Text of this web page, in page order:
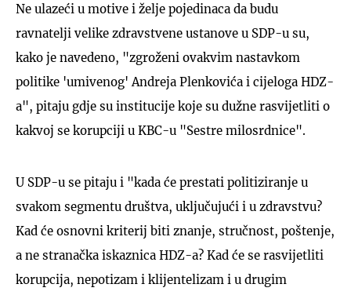
Ne ulazeći u motive i želje pojedinaca da budu
ravnatelji velike zdravstvene ustanove u SDP-u su,
kako je navedeno, "zgroženi ovakvim nastavkom
politike 'umivenog' Andreja Plenkovića i cijeloga HDZ-
a", pitaju gdje su institucije koje su dužne rasvijetliti o
kakvoj se korupciji u KBC-u "Sestre milosrdnice".
U SDP-u se pitaju i "kada će prestati politiziranje u
svakom segmentu društva, uključujući i u zdravstvu?
Kad će osnovni kriterij biti znanje, stručnost, poštenje,
a ne stranačka iskaznica HDZ-a? Kad će se rasvijetliti
korupcija, nepotizam i klijentelizam i u drugim